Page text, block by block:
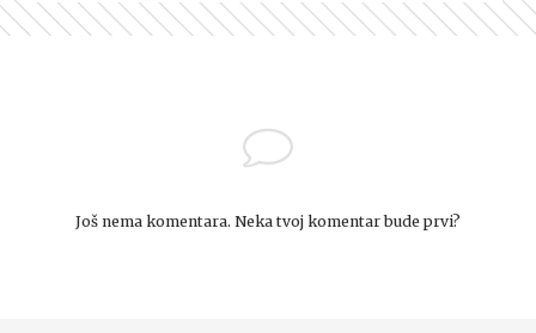
Još nema komentara. Neka tvoj komentar bude prvi?